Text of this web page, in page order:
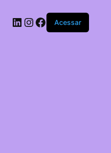
LinkedIn
Instagram
Facebook
Acessar